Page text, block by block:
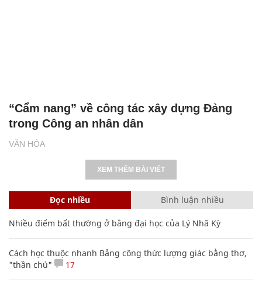
VĂN HÓA
“Cẩm nang” về công tác xây dựng Đảng
trong Công an nhân dân
XEM THÊM BÀI VIẾT
Đọc nhiều Bình luận nhiều
Nhiều điểm bất thường ở bằng đại học của Lý Nhã Kỳ
Cách học thuộc nhanh Bảng công thức lượng giác bằng thơ,
"thần chú"
17